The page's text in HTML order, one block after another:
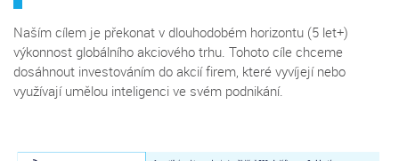
Naším cílem je překonat v dlouhodobém horizontu (5 let+)
výkonnost globálního akciového trhu. Tohoto cíle chceme
dosáhnout investováním do akcií firem, které vyvíjejí nebo
využívají umělou inteligenci ve svém podnikání.